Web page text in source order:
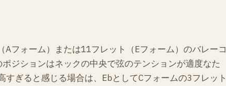
フォーム）または11フレット（Eフォーム）のバレーコ
ジションはネックの中央で弦のテンションが適度なた
すぎると感じる場合は、EbとしてCフォームの3フレット